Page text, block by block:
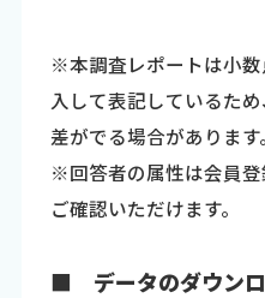
※本調査レポートは小
入して表記しているた
差がでる場合があります。
※回答者の属性は会員
ご確認いただけます。
■ データのダウンロ